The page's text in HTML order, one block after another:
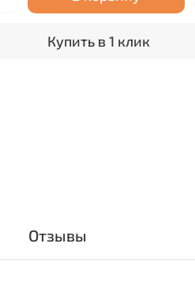
Купить в 1 клик
Отзывы